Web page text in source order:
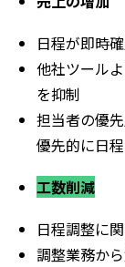
日程が即時
他社ツール
を抑制
担当者の優
優先的に日
工数削減
日程調整に
調整業務か